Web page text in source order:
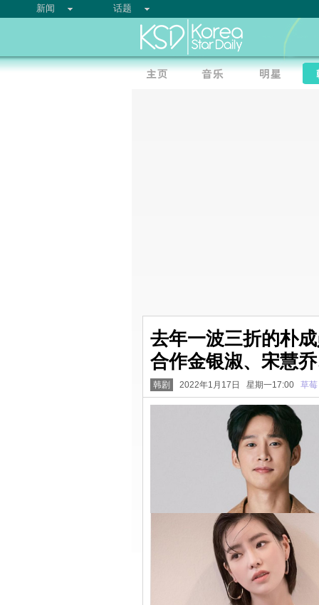
新闻 话题
去年一波三折的朴
合作金银淑、宋慧
韩剧 2022年1月17日 星期一17:00 草莓